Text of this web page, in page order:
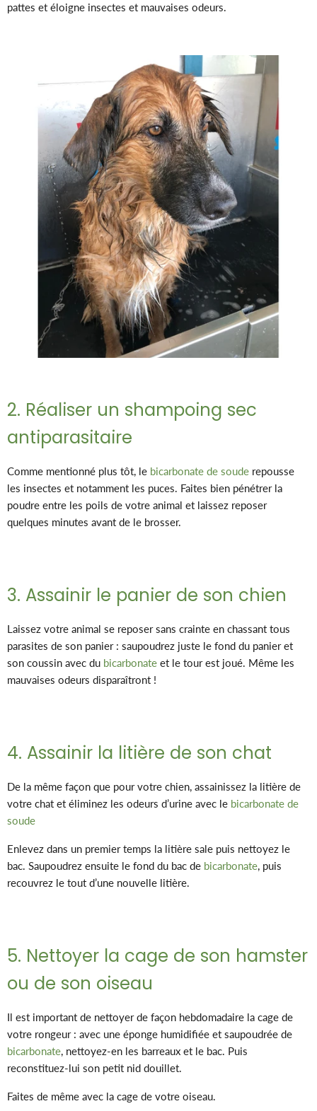
pattes et éloigne insectes et mauvaises odeurs.
2. Réaliser un shampoing sec
antiparasitaire
Comme mentionné plus tôt, le bicarbonate de soude repousse
les insectes et notamment les puces. Faites bien pénétrer la
poudre entre les poils de votre animal et laissez reposer
quelques minutes avant de le brosser.
3. Assainir le panier de son chien
Laissez votre animal se reposer sans crainte en chassant tous
parasites de son panier : saupoudrez juste le fond du panier et
son coussin avec du bicarbonate et le tour est joué. Même les
mauvaises odeurs disparaîtront !
4. Assainir la litière de son chat
De la même façon que pour votre chien, assainissez la litière de
votre chat et éliminez les odeurs d’urine avec le bicarbonate de
soude
Enlevez dans un premier temps la litière sale puis nettoyez le
bac. Saupoudrez ensuite le fond du bac de bicarbonate, puis
recouvrez le tout d’une nouvelle litière.
5. Nettoyer la cage de son hamster
ou de son oiseau
Il est important de nettoyer de façon hebdomadaire la cage de
votre rongeur : avec une éponge humidifiée et saupoudrée de
bicarbonate, nettoyez-en les barreaux et le bac. Puis
reconstituez-lui son petit nid douillet.
Faites de même avec la cage de votre oiseau.